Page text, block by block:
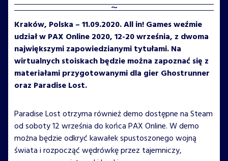
Kraków, Polska – 11.09.2020. All in! Games weźmie
udział w PAX Online 2020, 12-20 września, z dwoma
największymi zapowiedzianymi tytułami. Na
wirtualnych stoiskach będzie można zapoznać się z
materiałami przygotowanymi dla gier Ghostrunner
oraz Paradise Lost.
Paradise Lost otrzyma również demo dostępne na Steam
od soboty 12 września do końca PAX Online. W demo
można będzie odkryć kawałek spustoszonego wojną
świata i rozpocząć wędrówkę przez tajemniczy,